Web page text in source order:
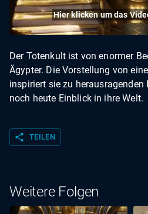
Hier klicken um das
Der Totenkult ist von enormer
Ägypter. Die Vorstellung von
inspiriert sie zu herausragenden
noch heute Einblick in ihre Welt.
share TEILEN
Weitere Folgen